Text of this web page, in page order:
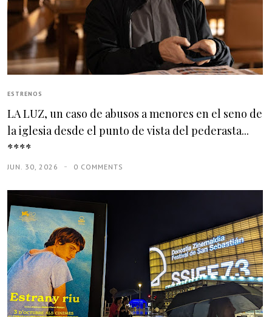
ESTRENOS
LA LUZ, un caso de abusos a menores en el seno de
la iglesia desde el punto de vista del pederasta...
****
JUN. 30, 2026 0 COMMENTS